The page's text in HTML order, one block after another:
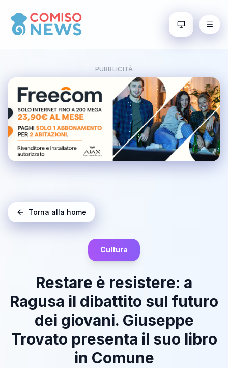
PUBBLICITÀ
Torna alla home
Cultura
Restare è resistere: a
Ragusa il dibattito sul futuro
dei giovani. Giuseppe
Trovato presenta il suo libro
in Comune